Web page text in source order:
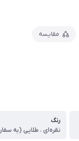
مقایسه
رنگ
نقره‌ای ، طلایی (به